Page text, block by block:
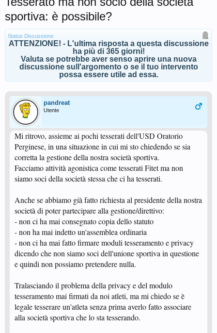
sportiva: è possibile?
Status Discussione:
ATTENZIONE! - L'ultima risposta a questa discussione
ha più di 365 giorni!
Valuta se potrebbe aver senso aprire una nuova
discussione sull'argomento o se il tuo intervento
possa essere utile ad essa.
pandreat
Utente
Mi ritrovo, assieme ai pochi tesserati dell'USD Oratorio
Perginese, in una situazione in cui mi sto chiedendo se sia
corretta la gestione della nostra società sportiva.
Facciamo attività agonistica come tesserati Fitet ma non
siamo soci della società stessa che ci ha tesserati.
Anche se abbiamo già fatto richiesta al presidente della nostra
società di poter partecipare alla gestione/direttivo:
- non ci ha mai consegnato copia dello statuto
- non ha mai indetto un'assemblea ordinaria
- non ci ha mai fatto firmare moduli tesseramento e privacy
dicendo che non siamo soci dell'unione sportiva in questione
e quindi non possiamo pretendere nulla.
Tralasciando il problema della privacy e del modulo
tesseramento mai firmati da noi atleti, ma mi chiedo se è
legale tesserare un'atleta senza prima averlo fatto associare
alla società sportiva che lo sta tesserando.